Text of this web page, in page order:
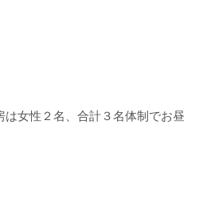
は女性２名、合計３名体制でお昼